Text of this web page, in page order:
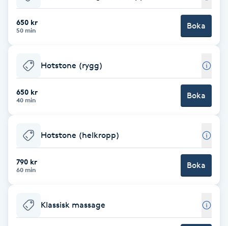
Babylights
Balayage
Barber
Barnklippning
BIAB
Blowout
Bottenfärg
650 kr
50 min Boka
Hotstone (rygg)
650 kr
40 min Boka
Hotstone (helkropp)
790 kr
60 min Boka
Klassisk massage